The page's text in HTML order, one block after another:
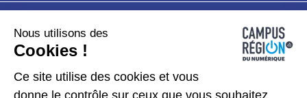
Plan du site
Données personnelles
Nous utilisons des
Cookies !
Ce site utilise des cookies et vous
donne le contrôle sur ceux que vous souhaitez